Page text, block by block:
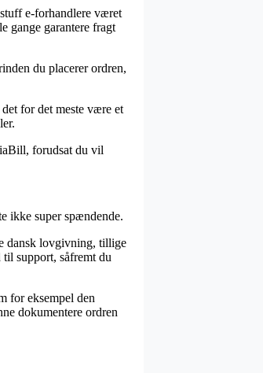
e-forhandlere været
gange garantere fragt
du placerer ordren,
for det meste være et
forudsat du vil
ikke super spændende.
dansk lovgivning, tillige
support, såfremt du
for eksempel den
dokumentere ordren